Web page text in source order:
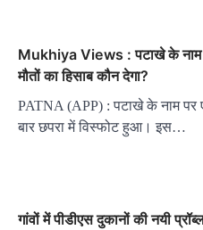
Mukhiya Views : पटाखे के नाम
मौतों का हिसाब कौन देगा?
PATNA (APP) : पटाखे के नाम पर
बार छपरा में विस्फोट हुआ। इस…
गांवों में पीडीएस दुकानों की नयी